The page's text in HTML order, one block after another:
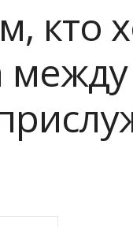
кто
между